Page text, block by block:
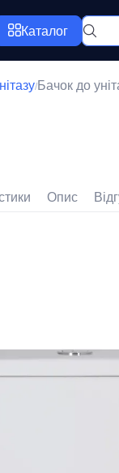
Каталог
/Бачок до
Опис